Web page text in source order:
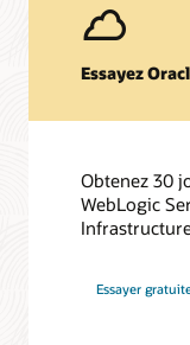
Essayez
Obtenez 30
WebLogic
Essayer